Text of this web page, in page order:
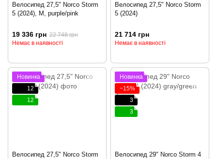
Велосипед 27,5" Norco Storm
5 (2024), M, purple/pink
19 336 грн 22 748 грн
Немає в наявності
Велосипед 27,5" Norco Storm
5 (2024)
21 714 грн
Немає в наявності
Новинка
12
12
Велосипед 27,5" Norco Storm
Новинка
−15%
3
3
Велосипед 29" Norco Storm 4